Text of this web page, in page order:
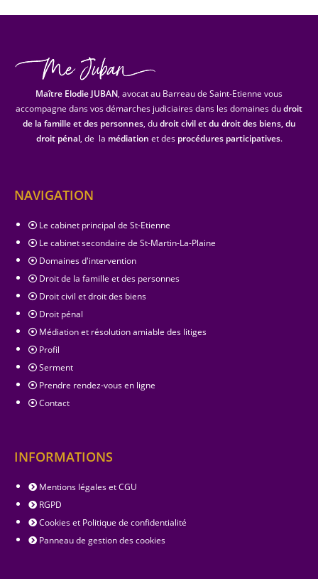
Maître Elodie JUBAN, avocat au Barreau de Saint-Etienne vous
accompagne dans vos démarches judiciaires dans les domaines dudroit
de la famille et des personnes, dudroit civil et du droit des biens, du
droit pénal, de la médiation et des procédures participatives.
NAVIGATION
Le cabinet principal de St-Etienne
Le cabinet secondaire de St-Martin-La-Plaine
Domaines d'intervention
Droit de la famille et des personnes
Droit civil et droit des biens
Droit pénal
Médiation et résolution amiable des litiges
Profil
Serment
Prendre rendez-vous en ligne
Contact
INFORMATIONS
Mentions légales et CGU
RGPD
Cookies et Politique de confidentialité
Panneau de gestion des cookies